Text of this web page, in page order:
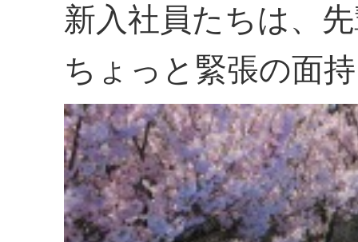
新入社員たちは、
ちょっと緊張の面